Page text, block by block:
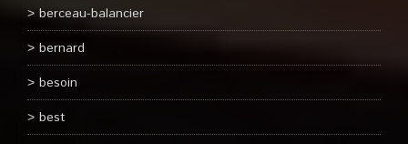
berceau-balancier
bernard
besoin
best